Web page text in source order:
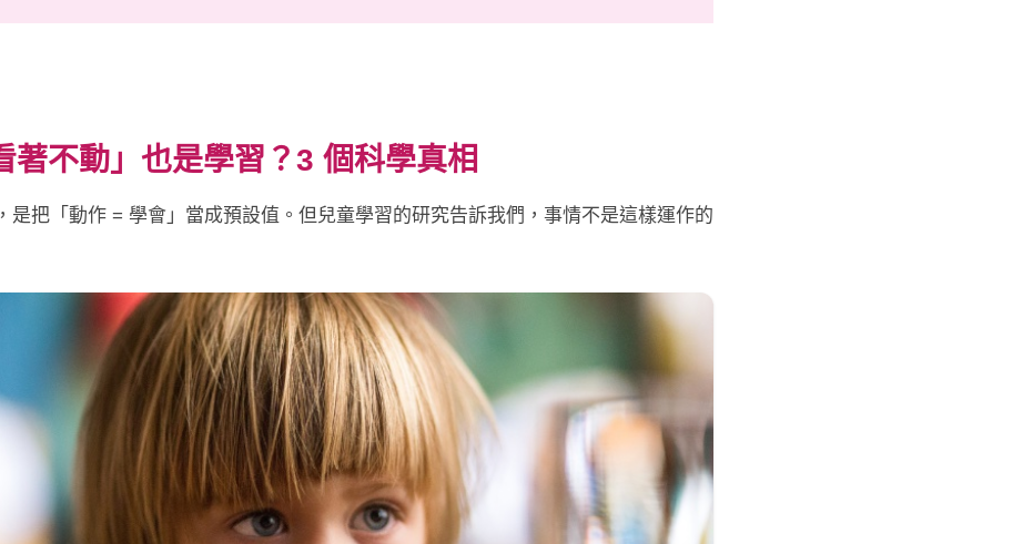
著不動」也是學習？3 個科學真相
是把「動作 = 學會」當成預設值。但兒童學習的研究告訴我們，事情不是這樣運作的